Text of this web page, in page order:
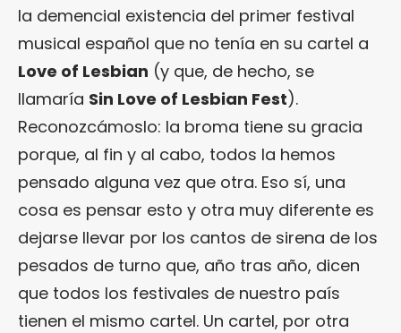
la demencial existencia del primer festival
musical español que no tenía en su cartel a
Love of Lesbian (y que, de hecho, se
llamaría Sin Love of Lesbian Fest).
Reconozcámoslo: la broma tiene su gracia
porque, al fin y al cabo, todos la hemos
pensado alguna vez que otra. Eso sí, una
cosa es pensar esto y otra muy diferente es
dejarse llevar por los cantos de sirena de los
pesados de turno que, año tras año, dicen
que todos los festivales de nuestro país
tienen el mismo cartel. Un cartel, por otra